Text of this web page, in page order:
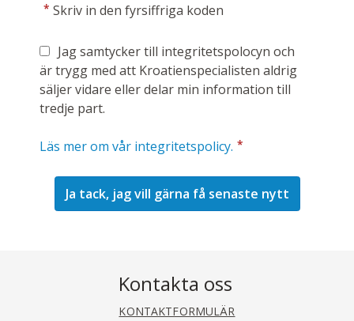
* Skriv in den fyrsiffriga koden
Jag samtycker till integritetspolocyn och
är trygg med att Kroatienspecialisten aldrig
säljer vidare eller delar min information till
tredje part.
Läs mer om vår integritetspolicy. *
Kontakta oss
KONTAKTFORMULÄR